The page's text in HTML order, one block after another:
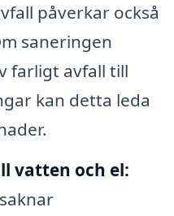
påverkar också
saneringen
farligt avfall till
kan detta leda
vatten och el: